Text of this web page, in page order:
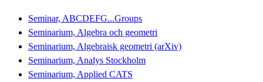
Seminar, ABCDEFG...Groups
Seminarium, Algebra och geometri
Seminarium, Algebraisk geometri (arXiv)
Seminarium, Analys Stockholm
Seminarium, Applied CATS